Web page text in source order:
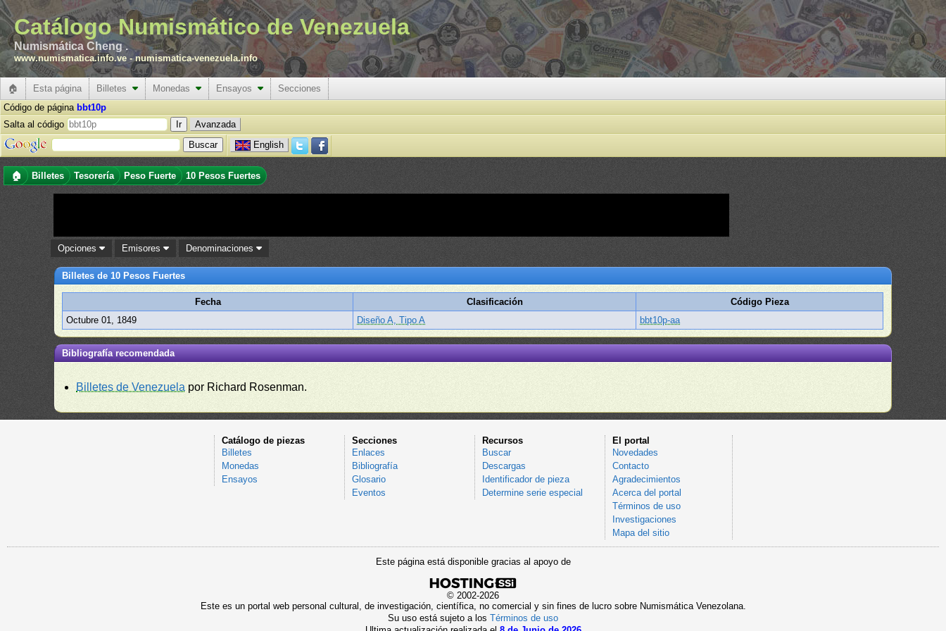
Catálogo Numismático de Venezuela
Numismática Cheng .
www.numismatica.info.ve -numismatica-venezuela.info
🏠 Esta página Billetes Monedas Ensayos
Secciones
Código de página bbt10p
Salta al código
Avanzada
English
🏠 Billetes Tesorería Peso Fuerte 10 Pesos Fuertes
Opciones Emisores Denominaciones
Billetes de 10 Pesos Fuertes
Fecha Clasificación
Código Pieza
Octubre 01, 1849
Diseño A, Tipo A bbt10p-aa
Bibliografía recomendada
Billetes de Venezuela por Richard Rosenman.
Catálogo de piezas
Billetes
Monedas
Ensayos
Secciones
Enlaces
Bibliografía
Glosario
Eventos
Recursos
Buscar
Descargas
Identificador de pieza
Determine serie especial
El portal
Novedades
Contacto
Agradecimientos
Acerca del portal
Términos de uso
Investigaciones
Mapa del sitio
Este página está disponible gracias al apoyo de
© 2002-2026
Este es un portal web personal cultural, de investigación, científica, no comercial y sin fines de lucro sobre Numismática Venezolana.
Su uso está sujeto a los Términos de uso